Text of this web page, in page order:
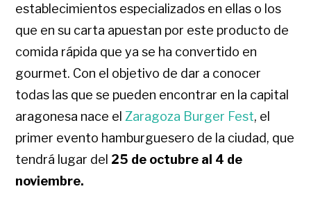
establecimientos especializados en ellas o los
que en su carta apuestan por este producto de
comida rápida que ya se ha convertido en
gourmet. Con el objetivo de dar a conocer
todas las que se pueden encontrar en la capital
aragonesa nace el Zaragoza Burger Fest, el
primer evento hamburguesero de la ciudad, que
tendrá lugar del 25 de octubre al 4 de
noviembre.